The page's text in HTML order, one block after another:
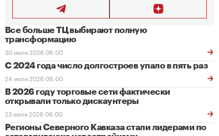
Все больше ТЦ выбирают полную
трансформацию
30 июля 2026 06:00
С 2024 года число долгостроев упало в пять раз
24 июля 2026 06:00
В 2026 году торговые сети фактически
открывали только дискаунтеры
23 июля 2026 06:00
Регионы Северного Кавказа стали лидерами по